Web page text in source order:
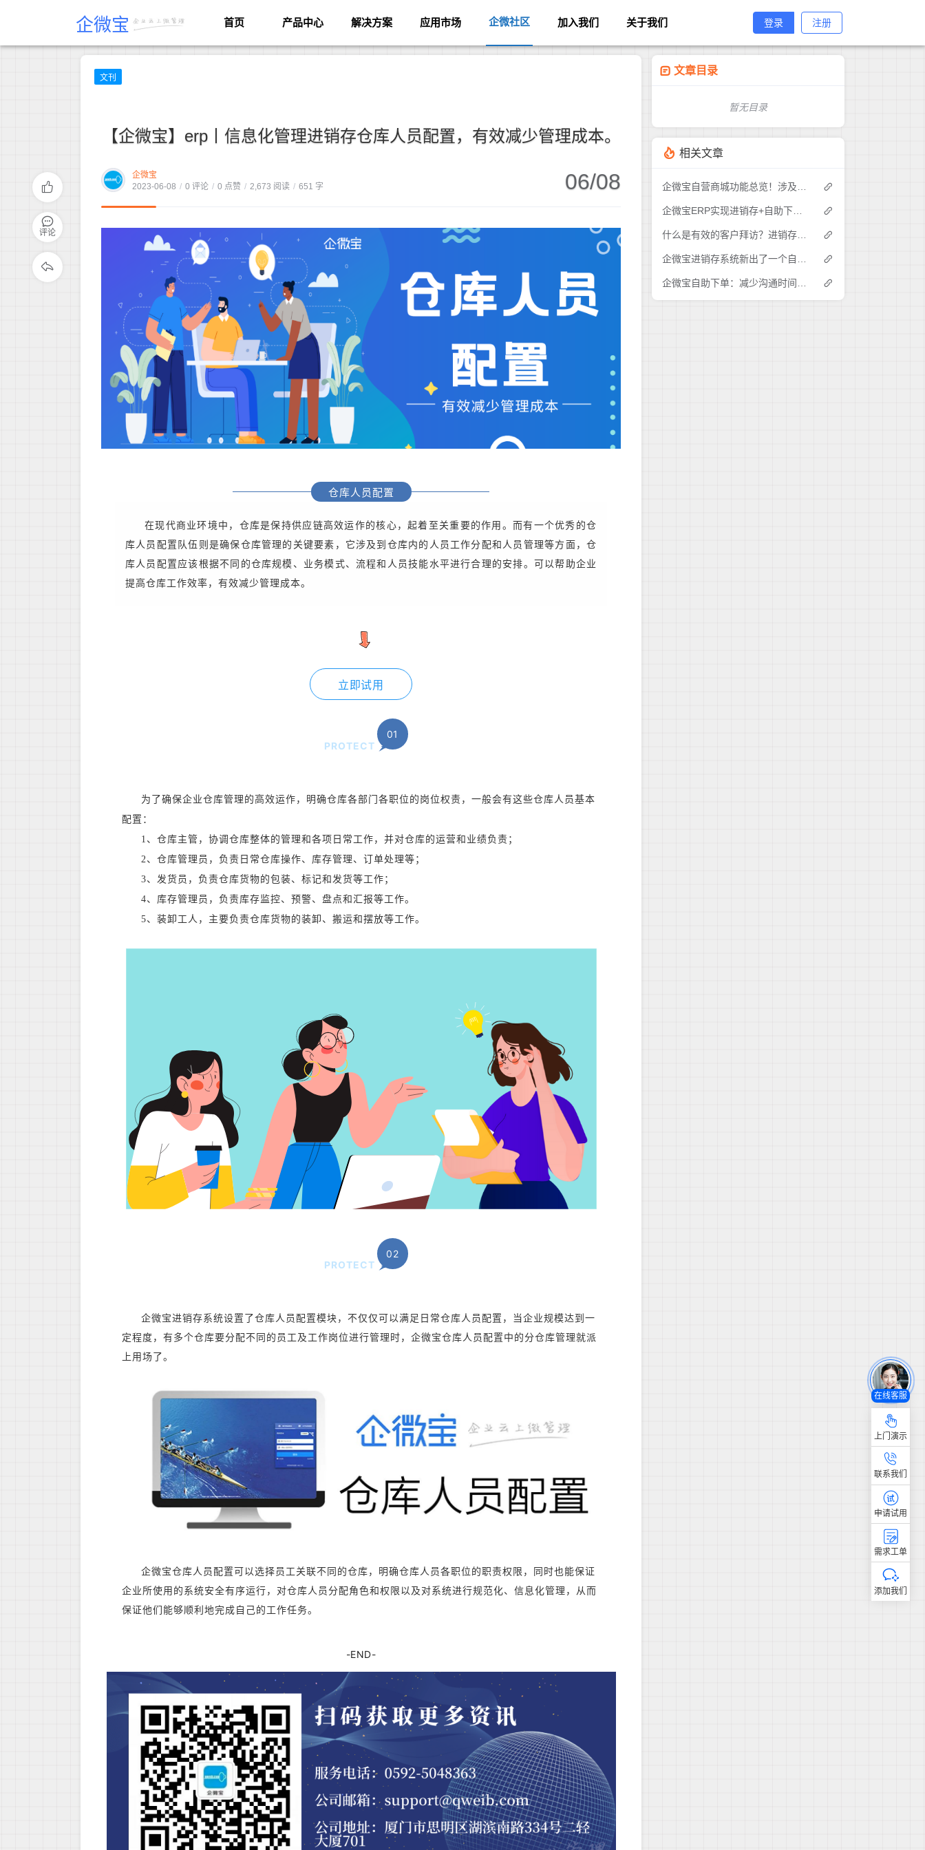
企微宝 首页 产品中心 解决方案 应用市场 企微社区 加入我们 关于我们 登录 注册
文刊
【企微宝】erp丨信息化管理进销存仓库人员配置，有效减少管理成本。
企微宝
2023-06-08 / 0 评论 / 0 点赞 / 2,673 阅读 / 651 字 06/08
仓库人员配置
在现代商业环境中，仓库是保持供应链高效运作的核心，起着至关重要的作用。而有一个优秀的仓
库人员配置队伍则是确保仓库管理的关键要素，它涉及到仓库内的人员工作分配和人员管理等方面，仓
库人员配置应该根据不同的仓库规模、业务模式、流程和人员技能水平进行合理的安排。可以帮助企业
提高仓库工作效率，有效减少管理成本。
立即试用
PROTECT
01
为了确保企业仓库管理的高效运作，明确仓库各部门各职位的岗位权责，一般会有这些仓库人员基本
配置：
1、仓库主管，协调仓库整体的管理和各项日常工作，并对仓库的运营和业绩负责；
2、仓库管理员，负责日常仓库操作、库存管理、订单处理等；
3、发货员，负责仓库货物的包装、标记和发货等工作；
4、库存管理员，负责库存监控、预警、盘点和汇报等工作。
5、装卸工人，主要负责仓库货物的装卸、搬运和摆放等工作。
PROTECT
02
企微宝进销存系统设置了仓库人员配置模块，不仅仅可以满足日常仓库人员配置，当企业规模达到一
定程度，有多个仓库要分配不同的员工及工作岗位进行管理时，企微宝仓库人员配置中的分仓库管理就派
上用场了。
企微宝仓库人员配置可以选择员工关联不同的仓库，明确仓库人员各职位的职责权限，同时也能保证
企业所使用的系统安全有序运行，对仓库人员分配角色和权限以及对系统进行规范化、信息化管理，从而
保证他们能够顺利地完成自己的工作任务。
-END-
评论
文章目录
暂无目录
相关文章
在线客服
上门演示
联系我们
申请试用
需求工单
添加我们